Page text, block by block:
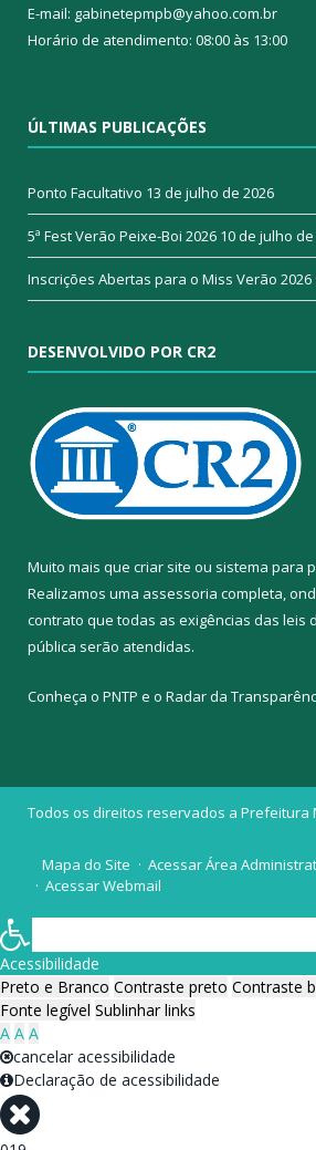
E-mail: gabinetepmpb@yahoo.com.br
Horário de atendimento: 08:00 às 13:00
ÚLTIMAS PUBLICAÇÕES
Ponto Facultativo 13 de julho de 2026
5ª Fest Verão Peixe-Boi 2026 10 de julho de
Inscrições Abertas para o Miss Verão 2026
DESENVOLVIDO POR CR2
Muito mais que criar site ou sistema para
Realizamos uma assessoria completa,
contrato que todas as exigências das leis
pública serão atendidas.
Conheça o PNTP e o Radar da
Todos os direitos reservados a Prefeitura
Mapa do Site
Acessar Área
Acessar Webmail
Acessibilidade
Preto e Branco Contraste preto Contraste
Fonte legível Sublinhar links
A A A
cancelar acessibilidade
Declaração de acessibilidade